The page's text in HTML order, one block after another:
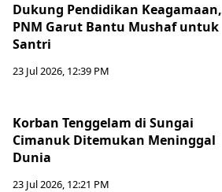
Dukung Pendidikan Keagamaan,
PNM Garut Bantu Mushaf untuk
Santri
23 Jul 2026, 12:39 PM
Korban Tenggelam di Sungai
Cimanuk Ditemukan Meninggal
Dunia
23 Jul 2026, 12:21 PM